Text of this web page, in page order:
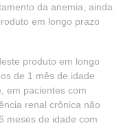
da anemia, ainda
em longo prazo
produto em longo
de 1 mês de idade
em pacientes com
renal crônica não
meses de idade com